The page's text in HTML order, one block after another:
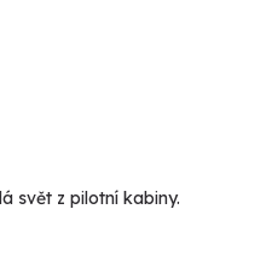
svět z pilotní kabiny.